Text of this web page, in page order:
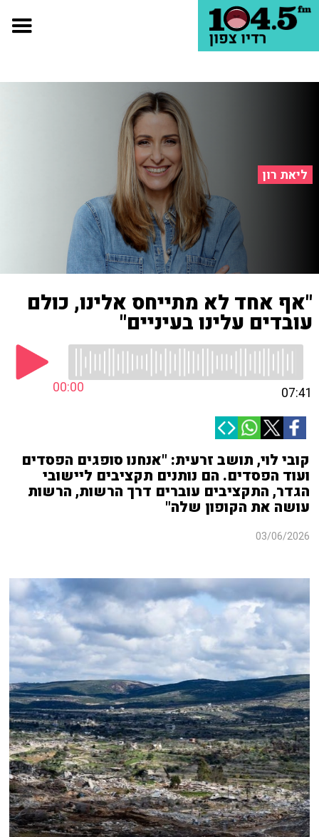
ליאת רון
"אף אחד לא מתייחס אלינו, כולם
עובדים עלינו בעיניים"
00:00 07:41
קובי לוי, תושב זרעית: "אנחנו סופגים הפסדים
ועוד הפסדים. הם נותנים תקציבים ליישובי
הגדר, התקציבים עוברים דרך הרשות, הרשות
עושה את הקופון שלה"
03/06/2026